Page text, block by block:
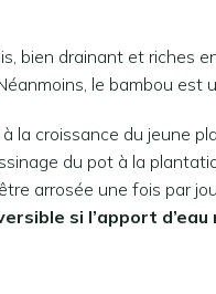
bien drainant et riches
le bambou
la croissance du jeune
du pot à la
arrosée une fois par
si l’apport